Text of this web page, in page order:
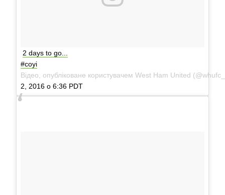
2 days to go...
#coyi
Відео, опубліковане користувачем West Ham United
2, 2016 о 6:36 PDT